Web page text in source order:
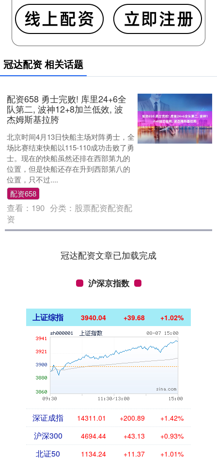
冠达配资 相关话题
配资658 勇士完败! 库里24+6全
队第二, 波神12+8加兰低效, 波
杰姆斯基拉胯
北京时间4月13日快船主场对阵勇士，全
场比赛结束快船以115-110成功击败了勇
士。现在的快船虽然还排在西部第九的
位置，但是快船还存在升到西部第八的
位置，只不过....
配资658
查看： 190 分类： 股票配资配资配
资
冠达配资文章已加载完成
沪深京指数
上证综指 3940.04 +39.68 +1.02%
深证成指 14311.01 +200.89 +1.42%
沪深300 4694.44 +43.13 +0.93%
北证50 1134.24 +11.37 +1.01%